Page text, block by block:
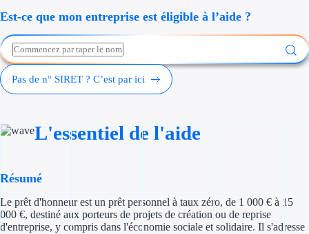
Création
Aides sans
Est-ce que mon entreprise est éligible à l’aide ?
Pas de n° SIRET ? C’est par ici
L'essentiel de l'aide
Résumé
Le prêt d'honneur est un prêt personnel à taux zéro, de 1 000 € à 15
000 €, destiné aux porteurs de projets de création ou de reprise
d'entreprise, y compris dans l'économie sociale et solidaire. Il s'adresse